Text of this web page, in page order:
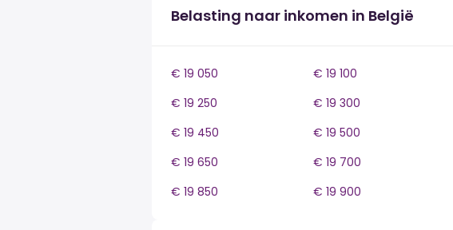
Belasting naar inkomen in België
€ 19 050 € 19 100
€ 19 250
€ 19 300
€ 19 450
€ 19 500
€ 19 650
€ 19 700
€ 19 850
€ 19 900